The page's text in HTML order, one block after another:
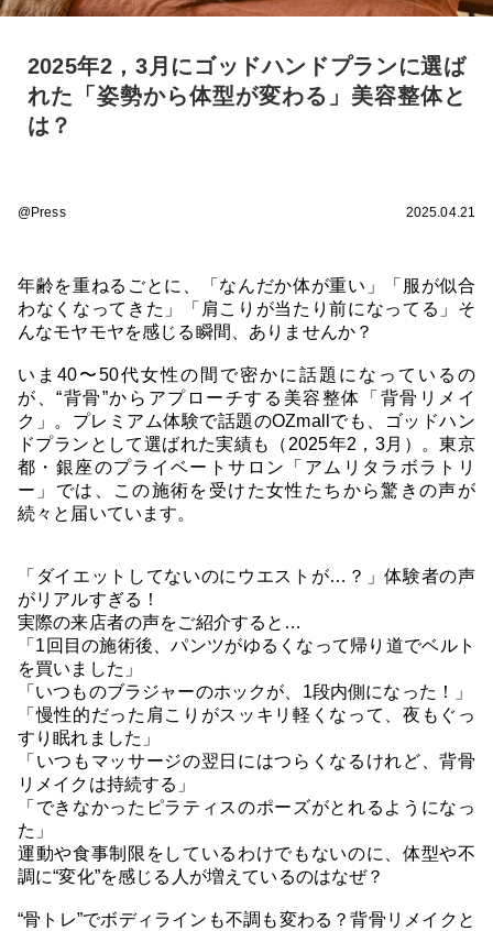
2025年2，3月にゴッドハンドプランに選ば
れた「姿勢から体型が変わる」美容整体と
は？
@Press 2025.04.21
年齢を重ねるごとに、「なんだか体が重い」「服が似合
わなくなってきた」「肩こりが当たり前になってる」そ
んなモヤモヤを感じる瞬間、ありませんか？
いま40〜50代女性の間で密かに話題になっているの
が、“背骨”からアプローチする美容整体「背骨リメイ
ク」。プレミアム体験で話題のOZmallでも、ゴッドハン
ドプランとして選ばれた実績も（2025年2，3月）。東京
都・銀座のプライベートサロン「アムリタラボラトリ
ー」では、この施術を受けた女性たちから驚きの声が
続々と届いています。
「ダイエットしてないのにウエストが…？」体験者の声
がリアルすぎる！
実際の来店者の声をご紹介すると…
「1回目の施術後、パンツがゆるくなって帰り道でベルト
を買いました」
「いつものブラジャーのホックが、1段内側になった！」
「慢性的だった肩こりがスッキリ軽くなって、夜もぐっ
すり眠れました」
「いつもマッサージの翌日にはつらくなるけれど、背骨
リメイクは持続する」
「できなかったピラティスのポーズがとれるようになっ
た」
運動や食事制限をしているわけでもないのに、体型や不
調に“変化”を感じる人が増えているのはなぜ？
“骨トレ”でボディラインも不調も変わる？背骨リメイクと